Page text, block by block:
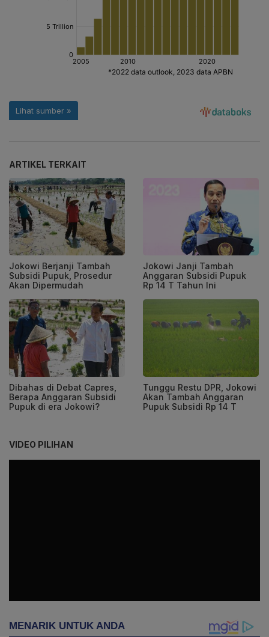
ARTIKEL TERKAIT
Jokowi Berjanji Tambah
Subsidi Pupuk, Prosedur
Akan Dipermudah
Jokowi Janji Tambah
Anggaran Subsidi Pupuk
Rp 14 T Tahun Ini
Dibahas di Debat Capres,
Berapa Anggaran Subsidi
Pupuk di era Jokowi?
Tunggu Restu DPR, Jokowi
Akan Tambah Anggaran
Pupuk Subsidi Rp 14 T
VIDEO PILIHAN